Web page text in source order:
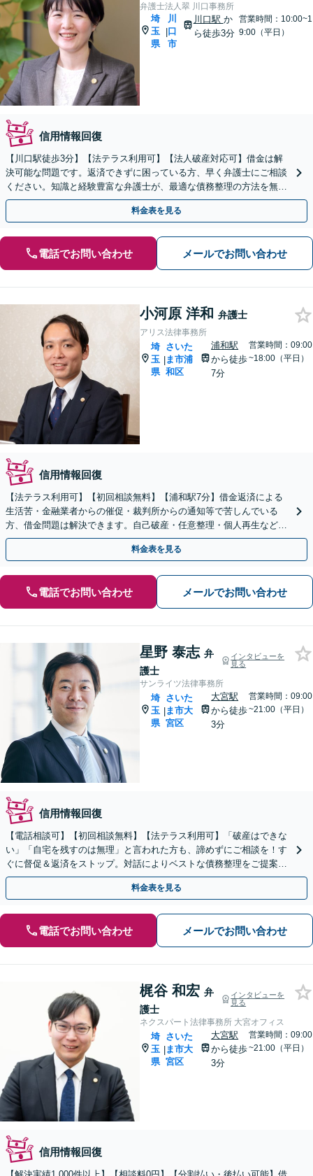
弁護士法人翠 川口事務所
埼
玉
県
|
川
口
市
川口駅 か
ら徒歩3分
営業時間：10:00~1
9:00（平日）
信用情報回復
【川口駅徒歩3分】【法テラス利用可】【法人破産対応可】借金は解
決可能な問題です。返済できずに困っている方、早く弁護士にご相談
ください。知識と経験豊富な弁護士が、最適な債務整理の方法を無料
で診断します。
料金表を見る
電話でお問い合わせ メールでお問い合わせ
小河原 洋和 弁護士
アリス法律事務所
埼
玉
県
|
さいた
ま市浦
和区
浦和駅
から徒歩
7分
営業時間：09:00
~18:00（平日）
信用情報回復
【法テラス利用可】【初回相談無料】【浦和駅7分】借金返済による
生活苦・金融業者からの催促・裁判所からの通知等で苦しんでいる
方、借金問題は解決できます。自己破産・任意整理・個人再生など、
状況に合わせて最善の策を追求します。ぜひご相談下さい。
料金表を見る
電話でお問い合わせ メールでお問い合わせ
星野 泰志 弁
護士
インタビューを
見る
サンライツ法律事務所
埼
玉
県
|
さいた
ま市大
宮区
大宮駅
から徒歩
3分
営業時間：09:00
~21:00（平日）
信用情報回復
【電話相談可】【初回相談無料】【法テラス利用可】「破産はできな
い」「自宅を残すのは無理」と言われた方も、諦めずにご相談を！す
ぐに督促＆返済をストップ。対話によりベストな債務整理をご提案し
ます。法人破産も実績多数【完全個室】【大宮駅3分】
料金表を見る
電話でお問い合わせ メールでお問い合わせ
梶谷 和宏 弁
護士
インタビューを
見る
ネクスパート法律事務所 大宮オフィス
埼
玉
県
|
さいた
ま市大
宮区
大宮駅
から徒歩
3分
営業時間：09:00
~21:00（平日）
信用情報回復